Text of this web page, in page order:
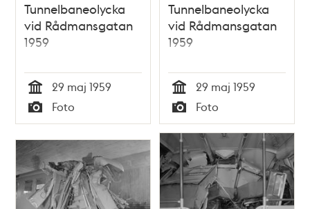
Tunnelbaneolycka
vid Rådmansgatan
1959
Tid
29 maj 1959
Typ
Foto
Tunnelbaneolycka
vid Rådmansgatan
1959
Tid
29 maj 1959
Typ
Foto